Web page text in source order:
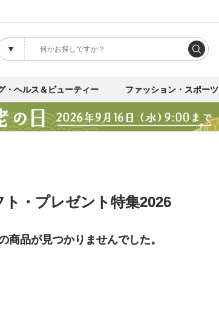
・ヘルス＆ビューティー ファッション・スポーツ
・プレゼント特集2026
商品が見つかりませんでした。